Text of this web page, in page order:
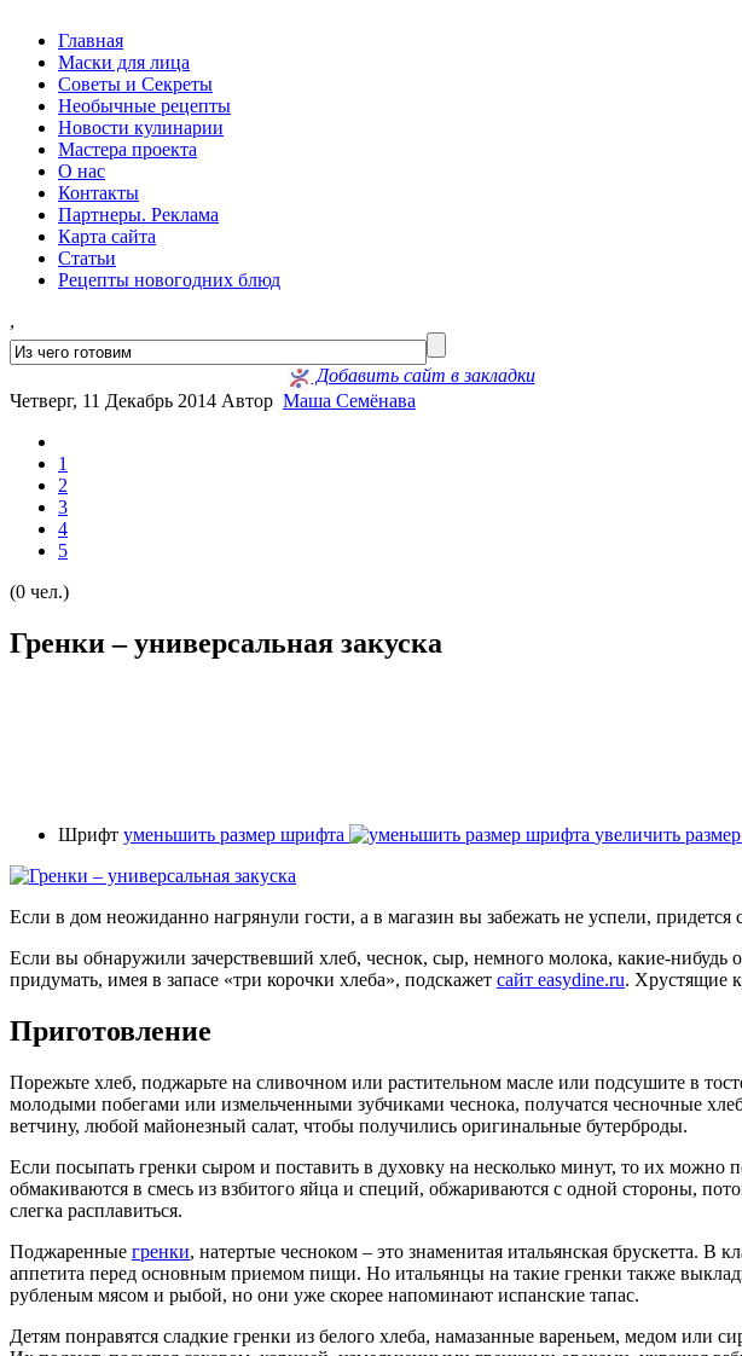
Главная
Маски для лица
Советы и Секреты
Необычные рецепты
Новости кулинарии
Мастера проекта
О нас
Контакты
Партнеры. Реклама
Карта сайта
Статьи
Рецепты новогодних блюд
,
Добавить сайт в закладки
Четверг, 11 Декабрь 2014 Автор Маша Семёнава
1
2
3
4
5
(0 чел.)
Гренки – универсальная закуска
Шрифт уменьшить размер шрифта увеличить
Если в дом неожиданно нагрянули гости, а в магазин вы забежать не успели, придется
Если вы обнаружили зачерствевший хлеб, чеснок, сыр, немного молока, какие-
придумать, имея в запасе «три корочки хлеба», подскажет сайт easydine.ru. Хрустящие
Приготовление
Порежьте хлеб, поджарьте на сливочном или растительном масле или подсушите в
молодыми побегами или измельченными зубчиками чеснока, получатся чесночные
ветчину, любой майонезный салат, чтобы получились оригинальные бутерброды.
Если посыпать гренки сыром и поставить в духовку на несколько минут, то их
обмакиваются в смесь из взбитого яйца и специй, обжариваются с одной стороны,
слегка расплавиться.
Поджаренные гренки, натертые чесноком – это знаменитая итальянская брускетта. В
аппетита перед основным приемом пищи. Но итальянцы на такие гренки также
рубленым мясом и рыбой, но они уже скорее напоминают испанские тапас.
Детям понравятся сладкие гренки из белого хлеба, намазанные вареньем, медом